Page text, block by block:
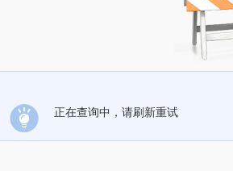
正在查询中，请刷新重试